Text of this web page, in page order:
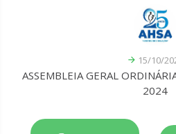
15/10/
ASSEMBLEIA GERAL
2024